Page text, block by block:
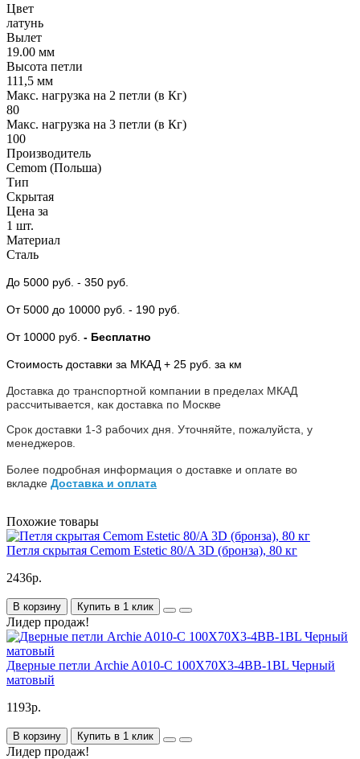
Цвет
латунь
Вылет
19.00 мм
Высота петли
111,5 мм
Макс. нагрузка на 2 петли (в Кг)
80
Макс. нагрузка на 3 петли (в Кг)
100
Производитель
Cemom (Польша)
Тип
Скрытая
Цена за
1 шт.
Материал
Сталь
До 5000 руб. - 350 руб.
От 5000 до 10000 руб. - 190 руб.
От 10000 руб. - Бесплатно
Стоимость доставки за МКАД + 25 руб. за км
Доставка до транспортной компании в пределах МКАД
рассчитывается, как доставка по Москве
Срок доставки 1-3 рабочих дня. Уточняйте, пожалуйста, у
менеджеров.
Более подробная информация о доставке и оплате во
вкладке Доставка и оплата
Похожие товары
Петля скрытая Cemom Estetic 80/A 3D (бронза), 80 кг
2436р.
В корзину Купить в 1 клик
Лидер продаж!
Дверные петли Archie A010-C 100X70X3-4BB-1BL Черный
матовый
1193р.
В корзину Купить в 1 клик
Лидер продаж!